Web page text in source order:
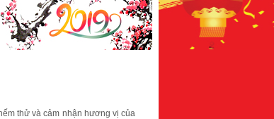
thử và cảm nhận hương vị của